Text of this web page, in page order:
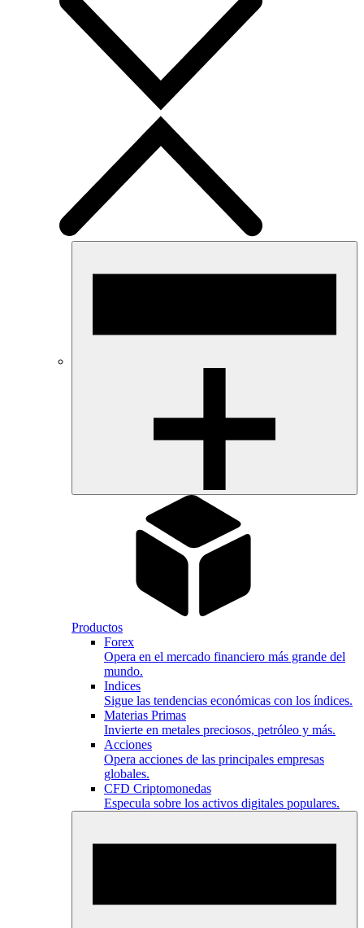
Productos
Forex
Opera en el mercado financiero más grande del
mundo.
Indices
Sigue las tendencias económicas con los índices.
Materias Primas
Invierte en metales preciosos, petróleo y más.
Acciones
Opera acciones de las principales empresas
globales.
CFD Criptomonedas
Especula sobre los activos digitales populares.